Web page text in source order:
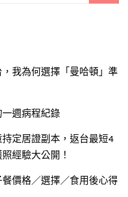
，我為何選擇「曼哈頓」準
一週病程紀錄
持定居證副本，返台最短4
經驗大公開！
餐價格／選擇／食用後心得